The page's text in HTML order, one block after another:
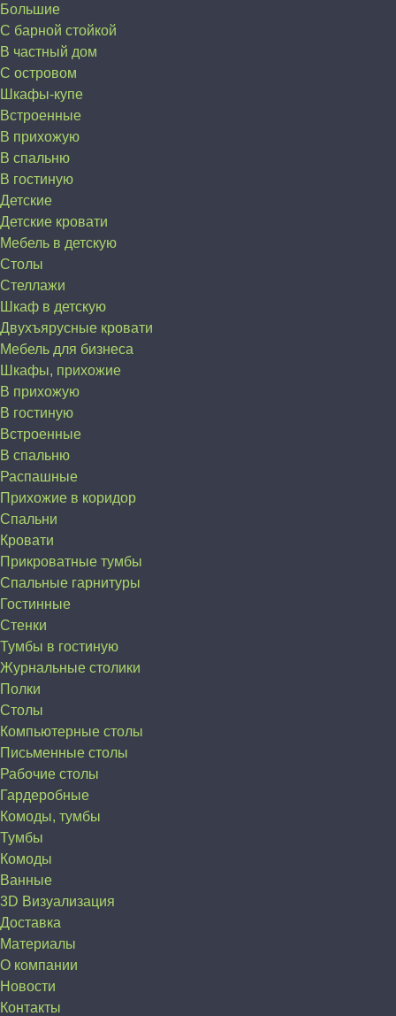
Большие
С барной стойкой
В частный дом
C островом
Шкафы-купе
Встроенные
В прихожую
В спальню
В гостиную
Детские
Детские кровати
Мебель в детскую
Столы
Стеллажи
Шкаф в детскую
Двухъярусные кровати
Мебель для бизнеса
Шкафы, прихожие
В прихожую
В гостиную
Встроенные
В спальню
Распашные
Прихожие в коридор
Спальни
Кровати
Прикроватные тумбы
Спальные гарнитуры
Гостинные
Стенки
Тумбы в гостиную
Журнальные столики
Полки
Столы
Компьютерные столы
Письменные столы
Рабочие столы
Гардеробные
Комоды, тумбы
Тумбы
Комоды
Ванные
3D Визуализация
Доставка
Материалы
О компании
Новости
Контакты